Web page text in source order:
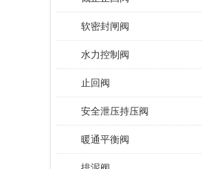
软密封闸阀
水力控制阀
止回阀
安全泄压持压阀
暖通平衡阀